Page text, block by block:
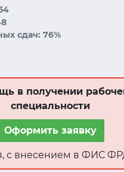
сдач: 76%
в получении
специальности
Оформить заявку
с внесением в ФИС